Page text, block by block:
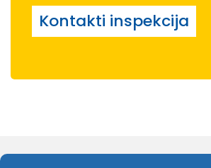
Kontakti inspekcija